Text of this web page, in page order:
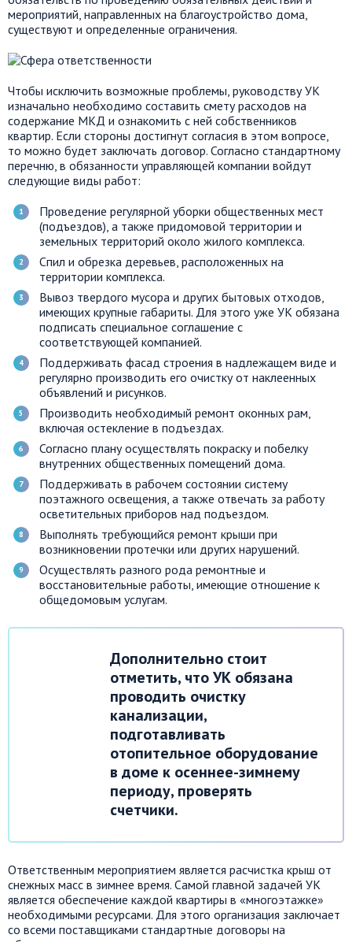
мероприятий, направленных на благоустройство дома,
существуют и определенные ограничения.
Чтобы исключить возможные проблемы, руководству УК
изначально необходимо составить смету расходов на
содержание МКД и ознакомить с ней собственников
квартир. Если стороны достигнут согласия в этом вопросе,
то можно будет заключать договор. Согласно стандартному
перечню, в обязанности управляющей компании войдут
следующие виды работ:
Проведение регулярной уборки общественных мест
(подъездов), а также придомовой территории и
земельных территорий около жилого комплекса.
Спил и обрезка деревьев, расположенных на
территории комплекса.
Вывоз твердого мусора и других бытовых отходов,
имеющих крупные габариты. Для этого уже УК обязана
подписать специальное соглашение с
соответствующей компанией.
Поддерживать фасад строения в надлежащем виде и
регулярно производить его очистку от наклеенных
объявлений и рисунков.
Производить необходимый ремонт оконных рам,
включая остекление в подъездах.
Согласно плану осуществлять покраску и побелку
внутренних общественных помещений дома.
Поддерживать в рабочем состоянии систему
поэтажного освещения, а также отвечать за работу
осветительных приборов над подъездом.
Выполнять требующийся ремонт крыши при
возникновении протечки или других нарушений.
Осуществлять разного рода ремонтные и
восстановительные работы, имеющие отношение к
общедомовым услугам.
Дополнительно стоит
отметить, что УК обязана
проводить очистку
канализации,
подготавливать
отопительное оборудование
в доме к осеннее-зимнему
периоду, проверять
счетчики.
Ответственным мероприятием является расчистка крыш от
снежных масс в зимнее время. Самой главной задачей УК
является обеспечение каждой квартиры в «многоэтажке»
необходимыми ресурсами. Для этого организация заключает
со всеми поставщиками стандартные договоры на